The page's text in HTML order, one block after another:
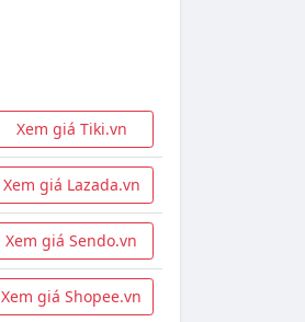
Xem giá Tiki.vn
Xem giá Lazada.vn
Xem giá Sendo.vn
Xem giá Shopee.vn